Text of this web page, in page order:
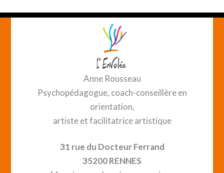
Anne Rousseau
Psychopédagogue, coach-conseillère en
orientation,
artiste et facilitatrice artistique
31 rue du Docteur Ferrand
35200 RENNES